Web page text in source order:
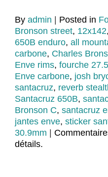
By admin Posted in
Bronson street, 12x142,
650B enduro, all
carbone, Charles
Enve rims, fourche 27.5
Enve carbone, josh
santacruz, reverb
Santacruz 650B,
Bronson C, santacruz
jantes enve, sticker
30.9mm
détails.